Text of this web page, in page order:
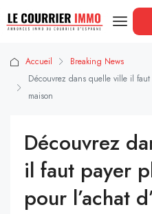
Accueil
Breaking News
Découvrez dans quelle ville il faut
maison
Découvrez
il faut payer
pour l’achat